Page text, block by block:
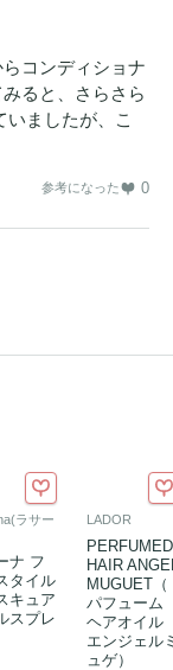
コンディショナ
ると、さらさら
ましたが、こ
参考になった 0
ラサー
ナ フ
タイル
キュア
スプレ
LADOR
PERFUMED
HAIR
MUGUET（
パフューム
ヘアオイル
エンジェル
ュゲ）